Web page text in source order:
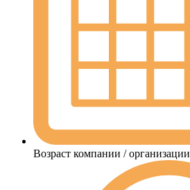
Возраст компании / организации